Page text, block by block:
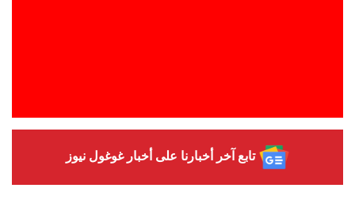
تابع آخر أخبارنا على أخبار غوغول نيوز